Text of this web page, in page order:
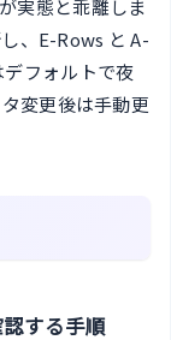
実態と乖離しま
、E-Rows と A-
フォルトで夜
変更後は手動更
する手順